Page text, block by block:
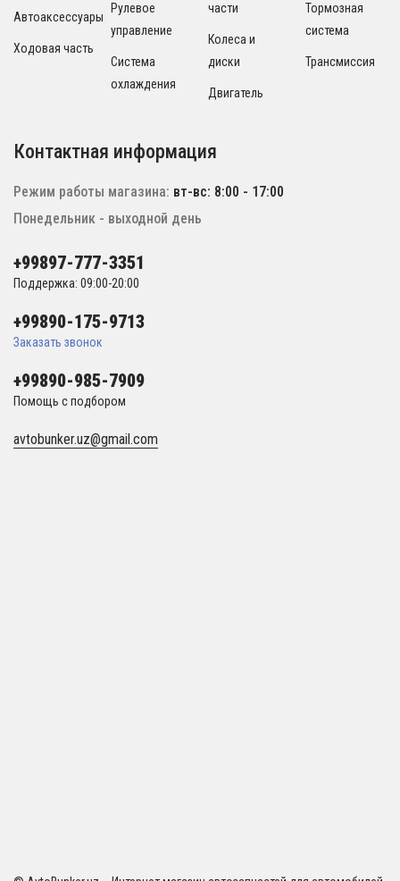
Автоаксессуары
Ходовая часть
Рулевое
управление
Система
охлаждения
части
Колеса и
диски
Двигатель
Тормозная
система
Трансмиссия
Контактная информация
Режим работы магазина: вт-вс: 8:00 - 17:00
Понедельник - выходной день
+99897-777-3351
Поддержка: 09:00-20:00
+99890-175-9713
Заказать звонок
+99890-985-7909
Помощь с подбором
avtobunker.uz@gmail.com